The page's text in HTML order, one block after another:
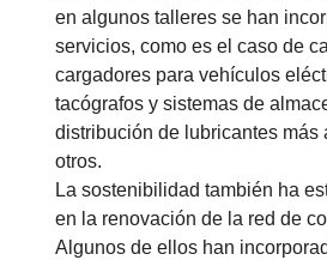
en algunos talleres se han
servicios, como es el caso de
cargadores para vehículos
tacógrafos y sistemas de
distribución de lubricantes más
otros.
La sostenibilidad también ha
en la renovación de la red de
Algunos de ellos han